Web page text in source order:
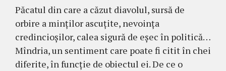
Păcatul din care a căzut diavolul, sursă de
orbire a minților ascuțite, nevoința
credincioșilor, calea sigură de eșec în politică…
Mîndria, un sentiment care poate fi citit în chei
diferite, în funcție de obiectul ei. De ce o